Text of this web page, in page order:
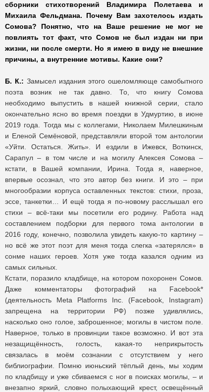
сборники стихотворений Владимира Полетаева и
Михаила Фельдмана. Почему Вам захотелось издать
Сомова? Понятно, что на Ваше решение не мог не
повлиять тот факт, что Сомов не был издан ни при
жизни, ни после смерти. Но я имею в виду не внешние
причины, а внутренние мотивы. Какие они?
Б. К.: Замысел издания этого ошеломляюще самобытного
поэта возник не так давно. То, что книгу Сомова
необходимо выпустить в нашей книжной серии, стало
окончательно ясно во время поездки в Удмуртию, в июне
2019 года. Тогда мы с коллегами, Николаем Милешкиным
и Еленой Семёновой, представляли второй том антологии
«Уйти. Остаться. Жить». И ездили в Ижевск, Воткинск,
Сарапул – в том числе и на могилу Алексея Сомова –
кстати, в Вашей компании, Ирина. Тогда я, наверное,
впервые осознал, что это автор без книги. И это – при
многообразии корпуса оставленных текстов: стихи, проза,
эссе, танкетки… И ещё тогда я по-новому расслышал его
стихи – всё-таки мы посетили его родину. Работа над
составлением подборки для первого тома антологии в
2016 году, конечно, позволила увидеть какую-то картину –
но всё же этот поэт для меня тогда слегка «затерялся» в
сонме наших героев. Хотя уже тогда казался одним из
самых сильных.
Кстати, поразило кладбище, на котором похоронен Сомов.
Даже комментаторы фотографий на Facebook*
(деятельность Meta Platforms Inc. (Facebook, Instagram)
запрещена на территории РФ) позже удивлялись,
насколько оно голое, заброшенное; могилы в чистом поле.
Наверное, только в провинции такое возможно. И вот эта
незащищённость, голость, какая-то неприкрытость
связалась в моём сознании с отсутствием у него
библиографии. Помню июньский тёплый день, мы ходим
по кладбищу и уже сбиваемся с ног в поисках могилы, – и
внезапно яркий, словно полыхающий крест, освещённый